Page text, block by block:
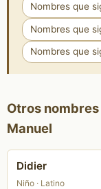
Nombres que
Nombres que
Nombres que
Otros
Manuel
Didier
Niño · Latino